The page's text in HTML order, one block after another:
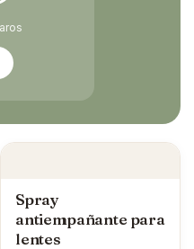
Spray
antiempañante para
lentes